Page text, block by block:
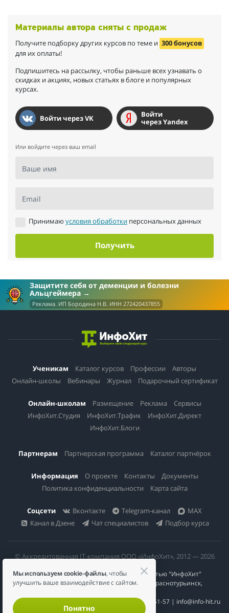
Материалы автора сняты с продаж
Получите подборку других курсов по теме и 300 бонусов
для их оплаты!
Подпишитесь на рассылку, чтобы раньше всех узнавать о
скидках и акциях, новых статьях в блоге и популярных
курсах.
Войти через VK
Войти
через Yandex
Или войдите через ваш email
Ваше имя
Email
Принимаю условия обработки персональных данных
Получить
Защитите себя от деменции и болезни
Альцгеймера
Реклама. ИП Бородина Н.В. ИНН 272420437855
Ученикам Каталог курсов Профессии
Авторы
Онлайн-школы
Вебинары Журнал Подарочный сертификат
Онлайн-школам Размещение Реклама
Сервисы
ИнфоХит.Студия
ИнфоХит.Трафик
ИнфоХит.Директ
ИнфоХит.Блоги
Партнерам Партнерская программа Каталог партнёрок
Информация О проекте Контакты
Документы
Политика конфиденциальности
Карта сайта
Соцсети Вконтакте Telegram-канал
MAX
Канал в Дзене
Чат специалистов Подбор курса
© Аккредитованная IT-компания ООО «ИнфоХит», 2012 — 2026
Общество с ограниченной ответственностью "ИнфоХит"
624446, Россия, Свердловская область, г. Краснотурьинск,
ИНН 6617023200 | КПП 661701001 | +7 984 888-51-57 | info@info-hit.ru
Мы используем cookie-файлы, чтобы
улучшить ваше взаимодействие с сайтом.
Понятно